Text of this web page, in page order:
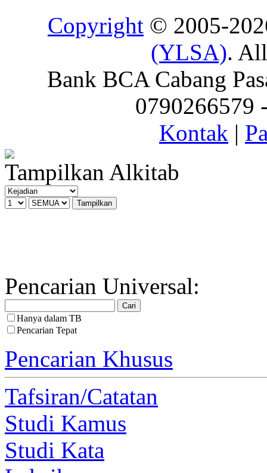
Copyright © 2005-
(YLSA).
Bank BCA Cabang
0790266579
Kontak |
Tampilkan Alkitab
Pencarian Universal:
Hanya dalam TB
Pencarian Tepat
Pencarian Khusus
Tafsiran/Catatan
Studi Kamus
Studi Kata